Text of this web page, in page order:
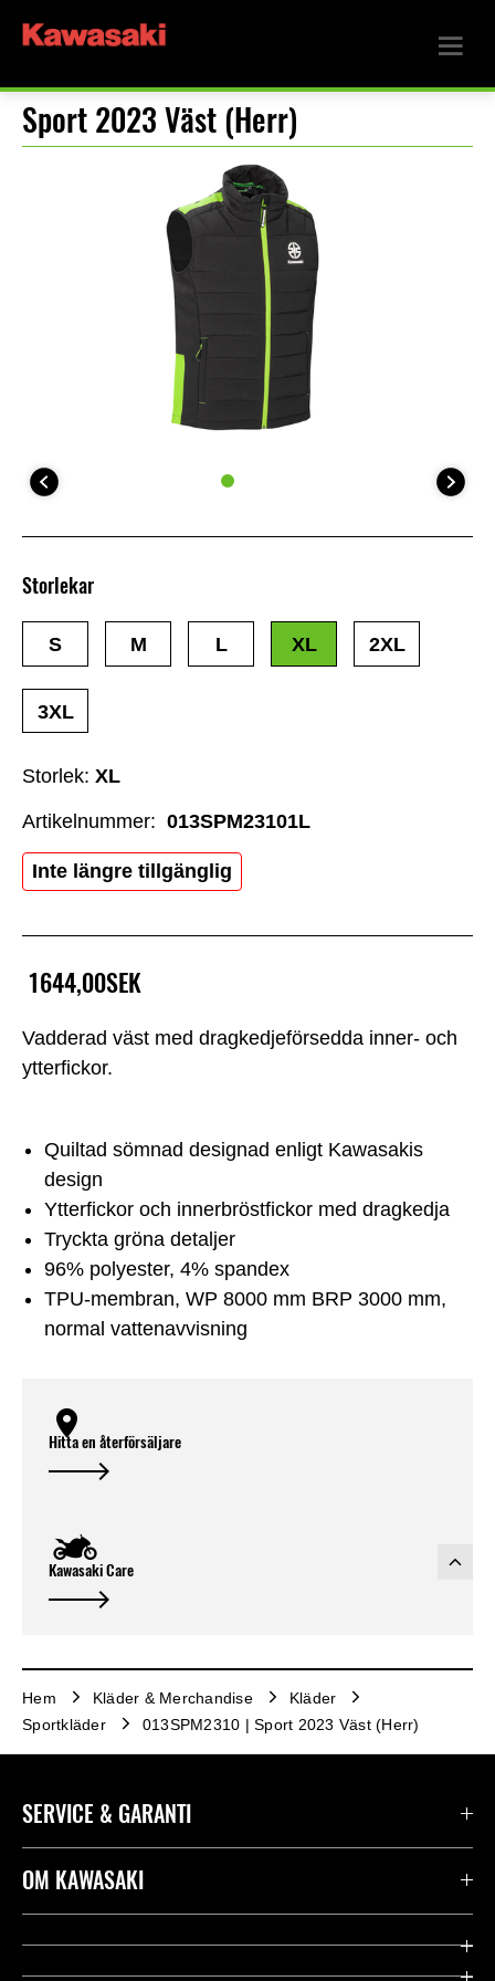
Sport 2023 Väst (Herr)
Vadderad väst med dragkedjeförsedda inner- och
ytterfickor.
Quiltad sömnad designad enligt Kawasakis
design
Ytterfickor och innerbröstfickor med dragkedja
Tryckta gröna detaljer
96% polyester, 4% spandex
TPU-membran, WP 8000 mm BRP 3000 mm,
normal vattenavvisning
1644,00SEK
Storlek: XL
Inte längre tillgänglig
Storlekar
S M L XL 2XL
3XL
Artikelnummer: 013SPM23101L
Hitta en återförsäljare
Kawasaki Care
Hem Kläder & Merchandise
Kläder
Sportkläder
013SPM2310 | Sport 2023 Väst (Herr)
SERVICE & GARANTI
Kontakta oss
Användbara länkar
OM KAWASAKI
Företag